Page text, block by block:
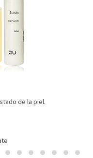
de la piel.